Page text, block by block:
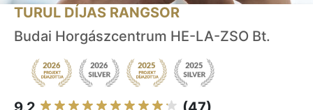
TURUL DÍJAS RANGSOR
Budai Horgászcentrum HE-LA-ZSO Bt.